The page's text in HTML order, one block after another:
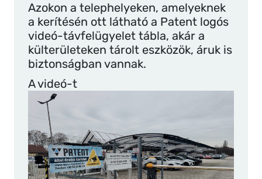
Azokon a telephelyeken, amelyeknek
a kerítésén ott látható a Patent logós
videó-távfelügyelet tábla, akár a
külterületeken tárolt eszközök, áruk is
biztonságban vannak.
A videó-t